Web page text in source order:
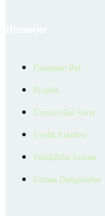
Danışman Bul
Projeler
Ücretsiz İlan Verin
Üyelik Paketleri
EmlakZeka Asistan
Uzman Danışmanlar